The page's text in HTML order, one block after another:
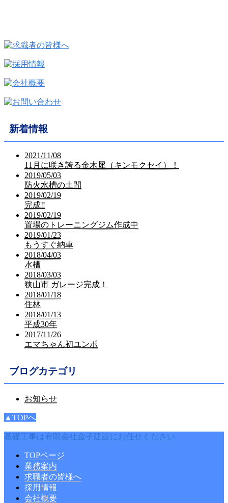
新着情報
2021/11/08
11月に咲き誇る金木犀（キンモクセイ）！
2019/05/03
防火水槽の土間
2019/02/19
完成‼︎
2019/02/19
置場のトレーニングジム作成中
2019/01/23
もうすぐ納車
2018/04/03
水槽
2018/03/03
狭山市 ガレージ完成！
2018/01/18
住林
2018/01/13
平成30年
2017/11/26
エマちゃん初ユンボ
ブログカテゴリ
お知らせ
▲TOPへ
基礎工事は有限会社金子建設にお任せください
TOPページ
業務案内
求職者の皆様へ
採用情報
会社概要